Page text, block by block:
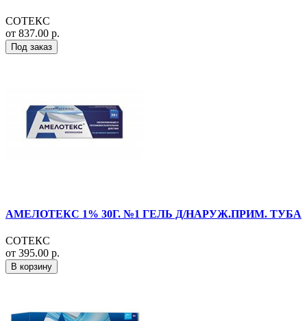
СОТЕКС
от 837.00 р.
Под заказ
АМЕЛОТЕКС 1% 30Г. №1 ГЕЛЬ Д/НАРУЖ.ПРИМ. ТУБА
СОТЕКС
от 395.00 р.
В корзину